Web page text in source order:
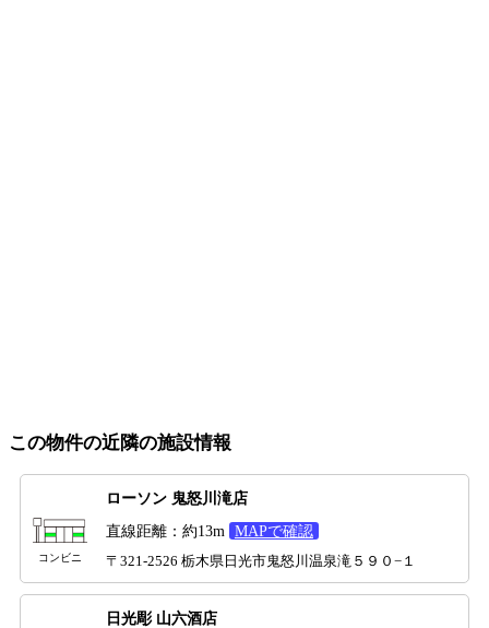
この物件の近隣の施設情報
コンビニ
ローソン 鬼怒川滝店
直線距離：約13m
MAPで確認
〒321-2526 栃木県日光市鬼怒川温泉滝５９０−１
日光彫 山六酒店